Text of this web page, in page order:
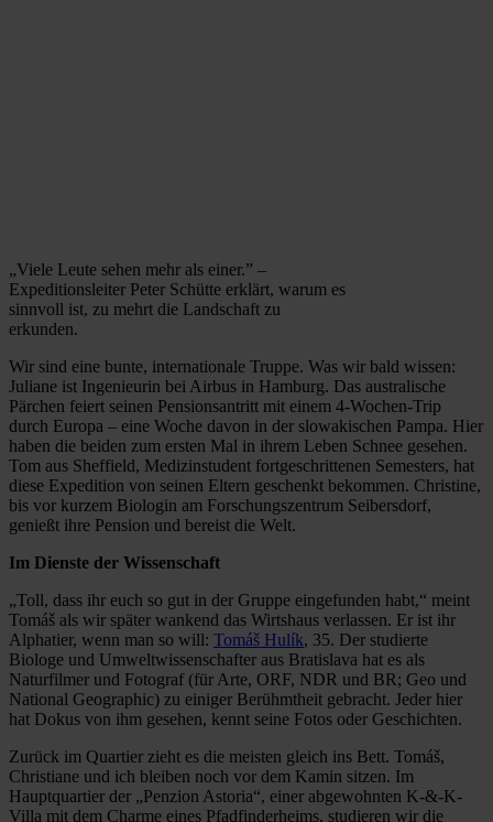
„Viele Leute sehen mehr als einer.” –
Expeditionsleiter Peter Schütte erklärt, warum es
sinnvoll ist, zu mehrt die Landschaft zu
erkunden.
Wir sind eine bunte, internationale Truppe. Was wir bald wissen:
Juliane ist Ingenieurin bei Airbus in Hamburg. Das australische
Pärchen feiert seinen Pensionsantritt mit einem 4-Wochen-Trip
durch Europa – eine Woche davon in der slowakischen Pampa. Hier
haben die beiden zum ersten Mal in ihrem Leben Schnee gesehen.
Tom aus Sheffield, Medizinstudent fortgeschrittenen Semesters, hat
diese Expedition von seinen Eltern geschenkt bekommen. Christine,
bis vor kurzem Biologin am Forschungszentrum Seibersdorf,
genießt ihre Pension und bereist die Welt.
Im Dienste der Wissenschaft
„Toll, dass ihr euch so gut in der Gruppe eingefunden habt,“ meint
Tomáš als wir später wankend das Wirtshaus verlassen. Er ist ihr
Alphatier, wenn man so will: Tomáš Hulík, 35. Der studierte
Biologe und Umweltwissenschafter aus Bratislava hat es als
Naturfilmer und Fotograf (für Arte, ORF, NDR und BR; Geo und
National Geographic) zu einiger Berühmtheit gebracht. Jeder hier
hat Dokus von ihm gesehen, kennt seine Fotos oder Geschichten.
Zurück im Quartier zieht es die meisten gleich ins Bett. Tomáš,
Christiane und ich bleiben noch vor dem Kamin sitzen. Im
Hauptquartier der „Penzion Astoria“, einer abgewohnten K-&-K-
Villa mit dem Charme eines Pfadfinderheims, studieren wir die